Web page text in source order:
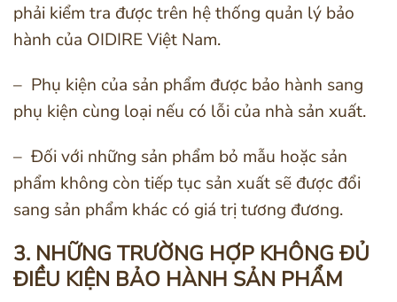
phải kiểm tra được trên hệ thống quản lý bảo
hành của OIDIRE Việt Nam.
– Phụ kiện của sản phẩm được bảo hành sang
phụ kiện cùng loại nếu có lỗi của nhà sản xuất.
– Đối với những sản phẩm bỏ mẫu hoặc sản
phẩm không còn tiếp tục sản xuất sẽ được đổi
sang sản phẩm khác có giá trị tương đương.
3. NHỮNG TRƯỜNG HỢP KHÔNG ĐỦ
ĐIỀU KIỆN BẢO HÀNH SẢN PHẨM